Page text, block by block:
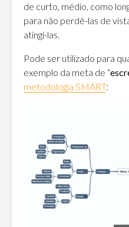
de curto, médio, como
para não perdê-las de
atingi-las.
Pode ser utilizado para
exemplo da meta de “
metodologia SMART: